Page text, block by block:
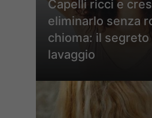
Capelli ricci e
eliminarlo senza
chioma: il
lavaggio